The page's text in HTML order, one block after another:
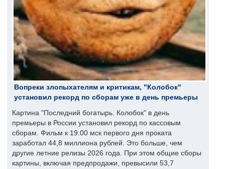
Вопреки злопыхателям и критикам, "Колобок"
установил рекорд по сборам уже в день премьеры
Картина "Последний богатырь. Колобок" в день
премьеры в России установил рекорд по кассовым
сборам. Фильм к 19.00 мск первого дня проката
заработал 44,8 миллиона рублей. Это больше, чем
другие летние релизы 2026 года. При этом общие сборы
картины, включая предпродажи, превысили 53,7